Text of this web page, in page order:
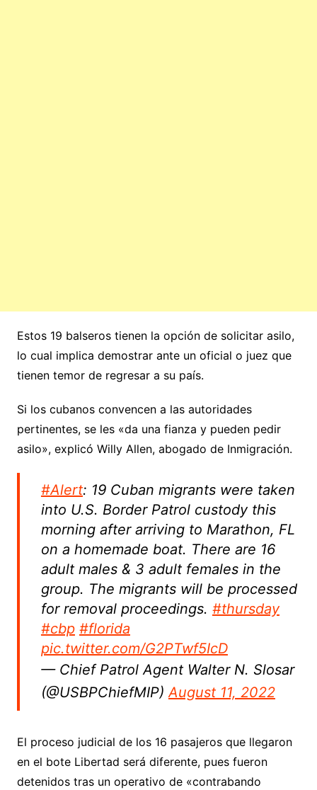
Estos 19 balseros tienen la opción de solicitar asilo,
lo cual implica demostrar ante un oficial o juez que
tienen temor de regresar a su país.
Si los cubanos convencen a las autoridades
pertinentes, se les «da una fianza y pueden pedir
asilo», explicó Willy Allen, abogado de Inmigración.
#Alert: 19 Cuban migrants were taken
into U.S. Border Patrol custody this
morning after arriving to Marathon, FL
on a homemade boat. There are 16
adult males & 3 adult females in the
group. The migrants will be processed
for removal proceedings. #thursday
#cbp #florida
pic.twitter.com/G2PTwf5IcD
— Chief Patrol Agent Walter N. Slosar
(@USBPChiefMIP) August 11, 2022
El proceso judicial de los 16 pasajeros que llegaron
en el bote Libertad será diferente, pues fueron
detenidos tras un operativo de «contrabando